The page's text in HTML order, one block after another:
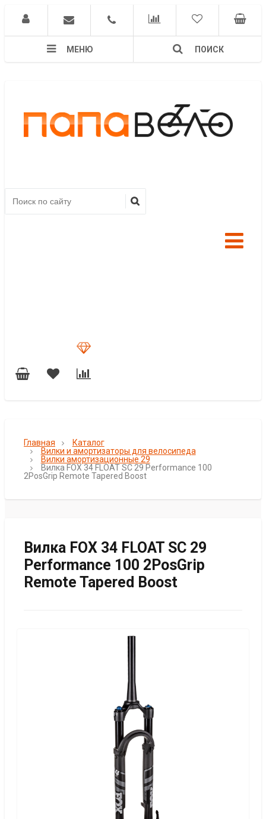
МЕНЮ ПОИСК
Главная
Каталог
Вилки и амортизаторы для велосипеда
Вилки амортизационные 29
Вилка FOX 34 FLOAT SC 29 Performance 100
2PosGrip Remote Tapered Boost
Вилка FOX 34 FLOAT SC 29
Performance 100 2PosGrip
Remote Tapered Boost